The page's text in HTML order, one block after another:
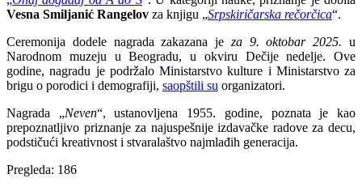
Vesna Smiljanić Rangelov za knjigu „Srpskiričarska rečorčica“.
Ceremonija dodele nagrada zakazana je za 9. oktobar2025. u
Narodnom muzeju u Beogradu, u okviru Dečije nedelje. Ove
godine, nagradu je podržalo Ministarstvo kulture i Ministarstvo za
brigu o porodici i demografiji, saopštili su organizatori.
Nagrada „Neven“, ustanovljena 1955. godine, poznata je kao
prepoznatljivo priznanje za najuspešnije izdavačke radove za decu,
podstičući kreativnost i stvaralaštvo najmlađih generacija.
Pregleda: 186